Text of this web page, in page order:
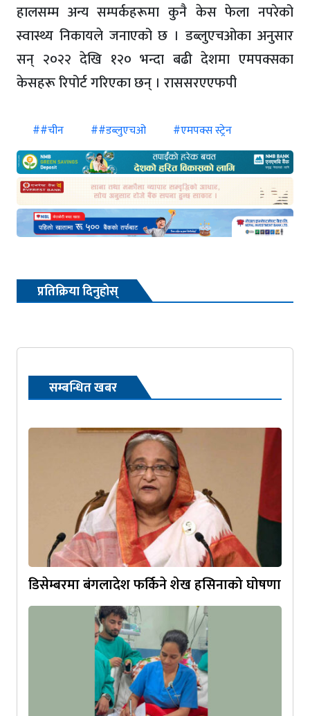
हालसम्म अन्य सम्पर्कहरूमा कुनै केस फेला नपरेको
स्वास्थ्य निकायले जनाएको छ । डब्लुएचओका अनुसार
सन् २०२२ देखि १२० भन्दा बढी देशमा एमपक्सका
केसहरू रिपोर्ट गरिएका छन् । राससरएएफपी
##चीन ##डब्लुएचओ #एमपक्स स्ट्रेन
प्रतिक्रिया दिनुहोस्
सम्बन्धित खबर
डिसेम्बरमा बंगलादेश फर्किने शेख हसिनाको घोषणा